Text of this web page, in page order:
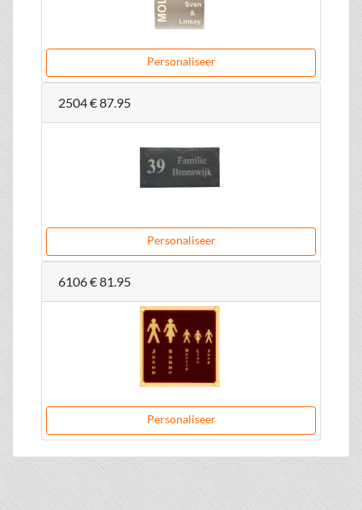
Personaliseer
2504€ 87.95
Personaliseer
6106€ 81.95
Personaliseer